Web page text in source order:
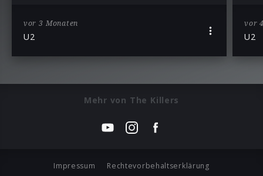
vor 3 Monaten
U2
vor
U2
Mehr von The Killers
Impressum Rechtevorbehaltserklärung